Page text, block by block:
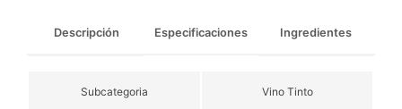
Descripción Especificaciones Ingredientes
Subcategoria Vino Tinto